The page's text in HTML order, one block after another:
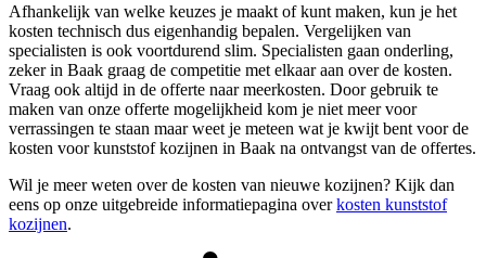
Afhankelijk van welke keuzes je maakt of kunt maken, kun je het
kosten technisch dus eigenhandig bepalen. Vergelijken van
specialisten is ook voortdurend slim. Specialisten gaan onderling,
zeker in Baak graag de competitie met elkaar aan over de kosten.
Vraag ook altijd in de offerte naar meerkosten. Door gebruik te
maken van onze offerte mogelijkheid kom je niet meer voor
verrassingen te staan maar weet je meteen wat je kwijt bent voor de
kosten voor kunststof kozijnen in Baak na ontvangst van de offertes.
Wil je meer weten over de kosten van nieuwe kozijnen? Kijk dan
eens op onze uitgebreide informatiepagina overkosten kunststof
kozijnen.